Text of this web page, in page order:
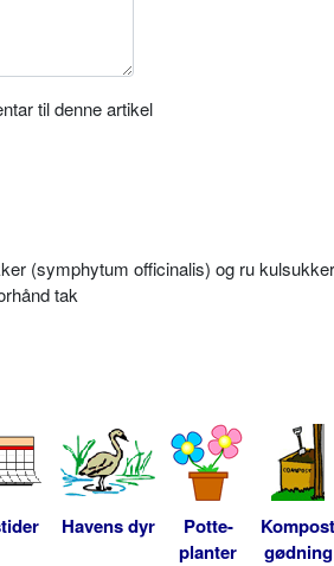
til denne artikel
(symphytum officinalis) og ru
tak
Havens dyr
Potte-
planter
Kompost
gødning